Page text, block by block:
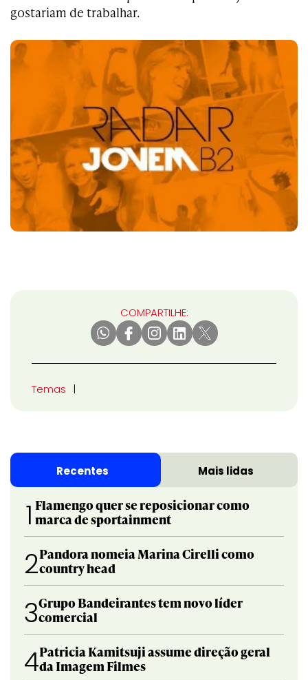
gostariam de trabalhar.
COMPARTILHE:
Temas
Recentes Mais lidas
1 Flamengo quer se reposicionar como
marca de sportainment
2Pandora nomeia Marina Cirelli como
country head
3Grupo Bandeirantes tem novo líder
comercial
4Patricia Kamitsuji assume direção geral
da Imagem Filmes